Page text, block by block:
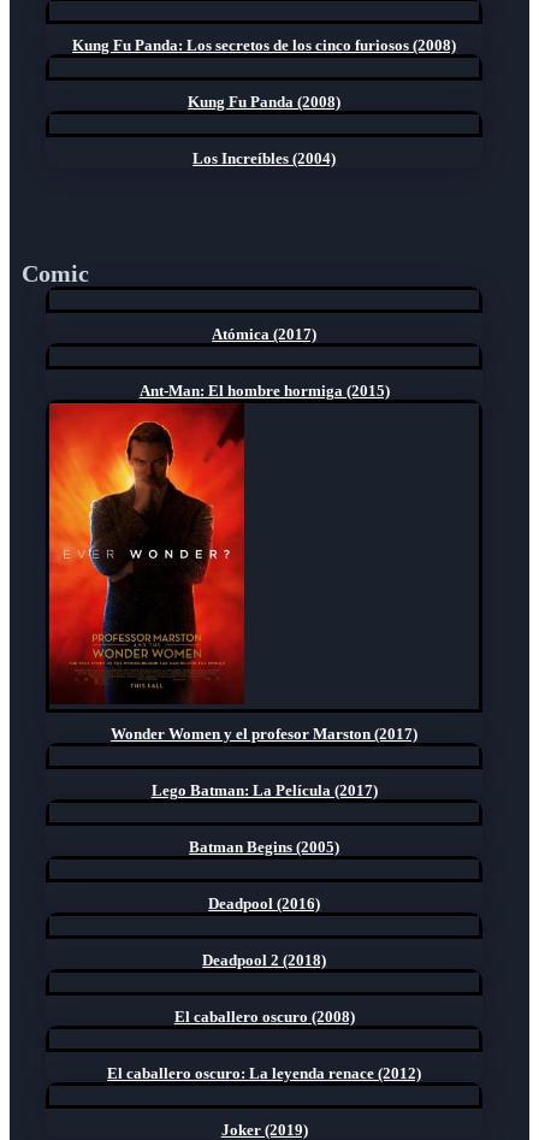
Kung Fu Panda: Los secretos de los cinco furiosos (2008)
Kung Fu Panda (2008)
Los Increíbles (2004)
Comic
Atómica (2017)
Ant-Man: El hombre hormiga (2015)
Wonder Women y el profesor Marston (2017)
Lego Batman: La Película (2017)
Batman Begins (2005)
Deadpool (2016)
Deadpool 2 (2018)
El caballero oscuro (2008)
El caballero oscuro: La leyenda renace (2012)
Joker (2019)